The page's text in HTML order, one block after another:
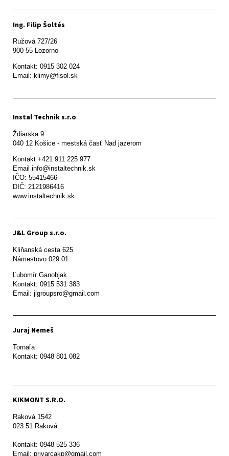
Ing. Filip Šoltés
Ružová 727/26
900 55 Lozorno
Kontakt: 0915 302 024
Email: klimy@fisol.sk
Instal Technik s.r.o
Ždiarska 9
Kontakt +421 911 225 977
Email info@instaltechnik.sk
IČO: 55415466
DIČ: 2121986416
www.instaltechnik.sk
J&L Group s.r.o.
Kliňanská cesta 625
Námestovo 029 01
Ľubomír Ganobjak
Kontakt: 0915 531 383
Email: jlgroupsro@gmail.com
Juraj Nemeš
Tornaľa
Kontakt: 0948 801 082
KIKMONT S.R.O.
Raková 1542
023 51 Raková
Kontakt: 0948 525 336
Email: privarcakp@gmail.com